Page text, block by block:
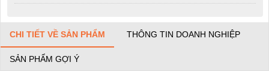
CHI TIẾT VỀ SẢN PHẨM THÔNG TIN DOANH NGHIỆP
SẢN PHẨM GỢI Ý